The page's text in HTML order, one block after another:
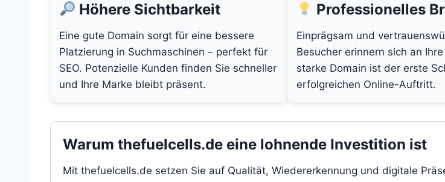
Höhere Sichtbarkeit
Eine gute Domain sorgt für eine bessere
Platzierung in Suchmaschinen – perfekt für
SEO. Potenzielle Kunden finden Sie schneller
und Ihre Marke bleibt präsent.
Professionelles
Einprägsam und
Besucher erinnern sich an
starke Domain ist der erste
erfolgreichen Online-Auftritt.
Warum thefuelcells.de eine lohnende Investition ist
Mit thefuelcells.de setzen Sie auf Qualität, Wiedererkennung und digitale